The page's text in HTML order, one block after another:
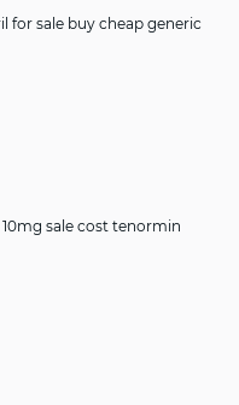
for sale buy cheap generic
salecost tenormin